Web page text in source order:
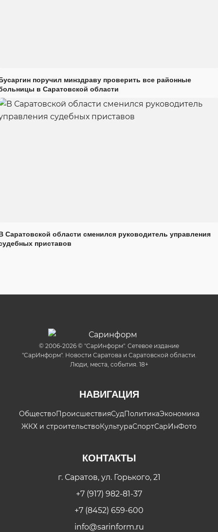
поручил минздраву проверить все районные
в Саратовской области
Саратовской области сменился руководитель управления
приставов
© 2006-2026 © "СарИнформ". Сетевое издание
"СарИнформ". Новости Саратова и Саратовской области.
Люди, места, события. 18+
НАВИГАЦИЯ
ОбществоПроисшествияСудПолитикаЭкономика
ЖКХ и строительствоКультураСпортСарИнФото
КОНТАКТЫ
г. Саратов, ул. Горького, 21
+7 (917) 982-81-37
+7 (8452) 659-600
info@sarinform.ru